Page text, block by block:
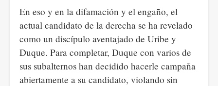
En eso y en la difamación y el engaño, el
actual candidato de la derecha se ha revelado
como un discípulo aventajado de Uribe y
Duque. Para completar, Duque con varios de
sus subalternos han decidido hacerle campaña
abiertamente a su candidato, violando sin